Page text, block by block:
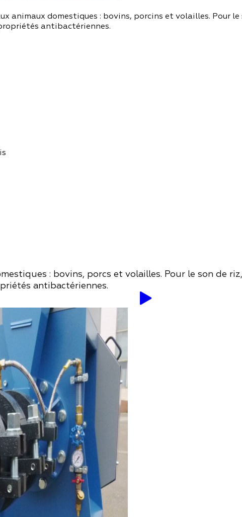
animaux domestiques : bovins, porcins et volailles. Pour
antibactériennes.
: bovins, porcs et volailles. Pour le son de
antibactériennes.